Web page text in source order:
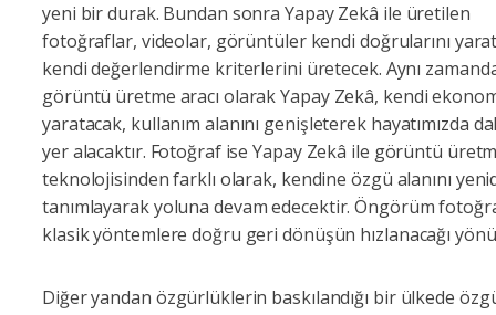
yeni bir durak. Bundan sonra Yapay Zekâ ile üretilen
fotoğraflar, videolar, görüntüler kendi doğrularını
kendi değerlendirme kriterlerini üretecek. Aynı
görüntü üretme aracı olarak Yapay Zekâ, kendi
yaratacak, kullanım alanını genişleterek hayatımızda
yer alacaktır. Fotoğraf ise Yapay Zekâ ile görüntü
teknolojisinden farklı olarak, kendine özgü alanını
tanımlayarak yoluna devam edecektir. Öngörüm
klasik yöntemlere doğru geri dönüşün hızlanacağı
Diğer yandan özgürlüklerin baskılandığı bir ülkede